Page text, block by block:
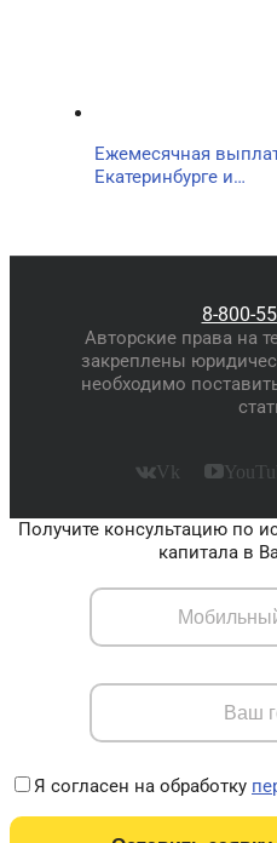
Ежемесячная
Екатеринбурге и…
8-800-
Авторские права на
закреплены
необходимо
Vk
Получите консультацию по
капитала в
Я согласен на обработку